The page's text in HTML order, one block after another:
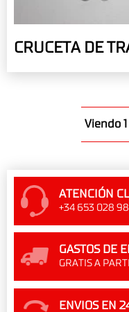
CRUCETA DE
Viendo
ATENCIÓN
+34 653 028
GASTOS DE
GRATIS A
ENVIOS EN